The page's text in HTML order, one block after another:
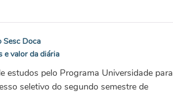
Sesc Doca
e valor da diária
estudos pelo Programa Universidade para
seletivo do segundo semestre de